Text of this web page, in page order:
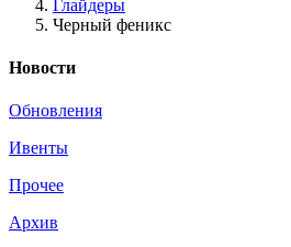
Глайдеры
Черный феникс
Новости
Обновления
Ивенты
Прочее
Архив